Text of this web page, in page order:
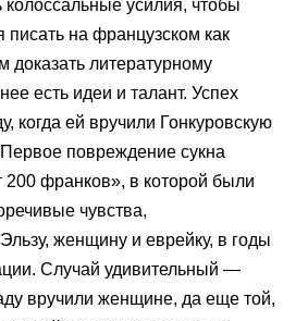
колоссальные усилия, чтобы
писать на французском как
доказать литературному
есть идеи и талант. Успех
когда ей вручили Гонкуровскую
повреждение сукна
200 франков», в которой были
чувства,
женщину и еврейку, в годы
Случай удивительный —
вручили женщине, да еще той,